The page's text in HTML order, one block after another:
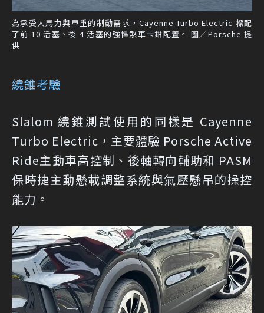
為承受大馬力與車重的制動需求，Cayenne Turbo Electric 標配
了前 10 活塞、後 4 活塞的強悍煞車卡鉗配置。 圖／Porsche 提
供
繞錐考驗
Slalom 繞錐測試使用的同樣是 Cayenne
Turbo Electric，主要體驗 Porsche Active
Ride主動車高控制、後軸轉向輔助和 PASM
保時捷主動懸載調整系統與氣壓懸吊的操控
能力。